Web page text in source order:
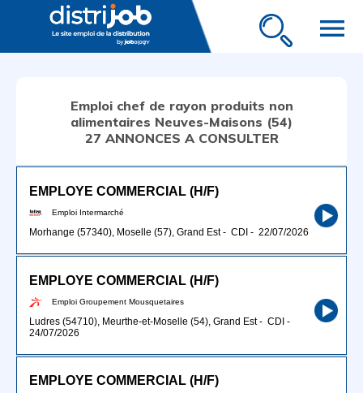
menu
Emploi chef de rayon produits non
alimentaires Neuves-Maisons (54)
27 ANNONCES A CONSULTER
EMPLOYE COMMERCIAL (H/F)
Emploi Intermarché
Morhange (57340), Moselle (57), Grand Est- CDI - 22/07/2026
EMPLOYE COMMERCIAL (H/F)
Emploi Groupement Mousquetaires
Ludres (54710), Meurthe-et-Moselle (54), Grand Est- CDI -
24/07/2026
EMPLOYE COMMERCIAL (H/F)